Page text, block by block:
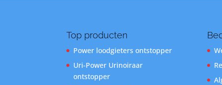
Top producten
Power loodgieters ontstopper
Uri-Power Urinoiraar
ontstopper